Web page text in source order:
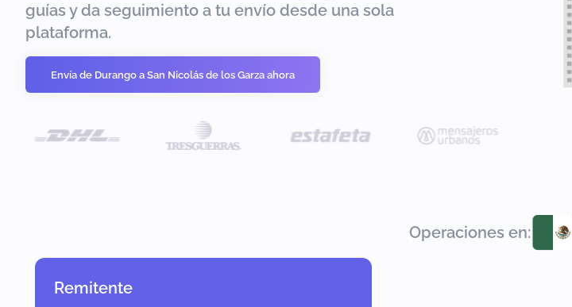
guías y da seguimiento a tu envío desde una sola
plataforma.
Envía de Durango a San Nicolás de los Garza ahora
Operaciones en:
Remitente